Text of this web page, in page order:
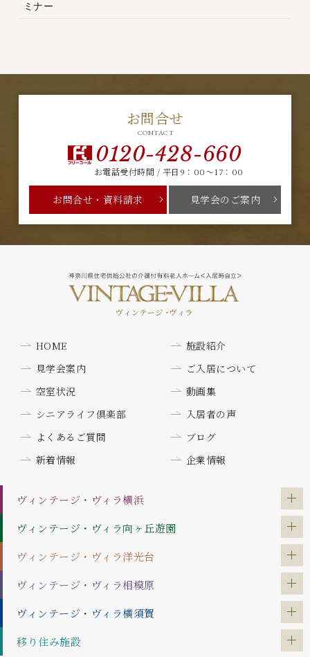
ミナー
お問合せ
CONTACT
0120-428-660
お電話受付時間 / 平日9：00～17：00
お問合せ・資料請求 見学会のご案内
HOME
施設紹介
見学会案内
ご入居について
空室状況
動画集
シニアライフ倶楽部
入居者の声
よくあるご質問
ブログ
新着情報
企業情報
ヴィンテージ・ヴィラ横浜
ヴィンテージ・ヴィラ向ヶ丘遊園
ヴィンテージ・ヴィラ洋光台
ヴィンテージ・ヴィラ相模原
ヴィンテージ・ヴィラ横須賀
移り住み施設